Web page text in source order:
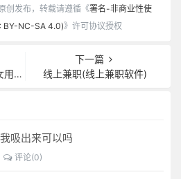
创发布，转载请遵循《署名-非商业性使
BY-NC-SA 4.0)》许可协议授权
代发
下一篇
线上兼职(线上兼职软件)
吸出来可以吗
评论(0)